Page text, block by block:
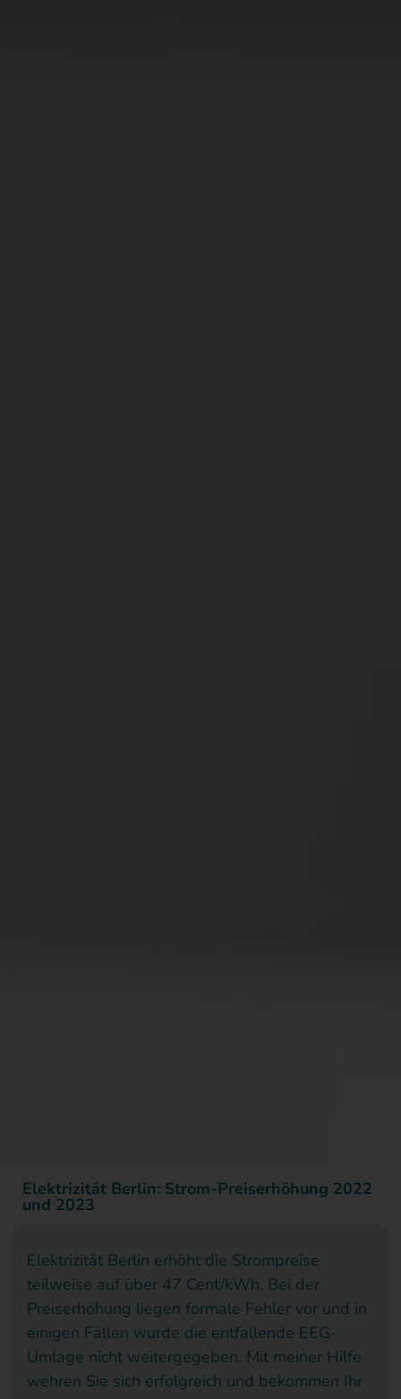
Elektrizität Berlin: Strom-Preiserhöhung 2022
und 2023
Elektrizität Berlin erhöht die Strompreise
teilweise auf über 47 Cent/kWh. Bei der
Preiserhöhung liegen formale Fehler vor und in
einigen Fällen wurde die entfallende EEG-
Umlage nicht weitergegeben. Mit meiner Hilfe
wehren Sie sich erfolgreich und bekommen Ihr